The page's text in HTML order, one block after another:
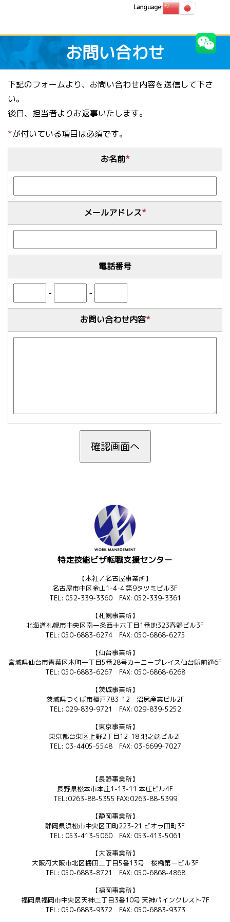
お問い合わせ
下記のフォームより、お問い合わせ内容を送信して下さ
い。
後日、担当者よりお返事いたします。
*が付いている項目は必須です。
お名前*
メールアドレス*
電話番号
- -
お問い合わせ内容*
特定技能ビザ転職支援センター
【本社／名古屋事業所】
名古屋市中区金山1-4-4 第9タツミビル3F
TEL: 052-339-3360 FAX: 052-339-3361
【札幌事業所】
北海道札幌市中央区南一条西十六丁目1番地323春野ビル3F
TEL: 050-6883-6274 FAX: 050-6868-6275
【仙台事業所】
宮城県仙台市青葉区本町一丁目5番28号カーニープレイス仙台駅前通6F
TEL: 050-6883-6267 FAX: 050-6868-6268
【茨城事業所】
茨城県つくば市榎戸783-12 沼尻産業ビル2F
TEL: 029-839-9721 FAX: 029-839-5252
【東京事業所】
東京都台東区上野2丁目12-18 池之端ビル2F
TEL: 03-4405-5548 FAX: 03-6699-7027
【長野事業所】
長野県松本市本庄1-13-11 本庄ビル4F
TEL:0263-88-5355 FAX:0263-88-5399
【静岡事業所】
静岡県浜松市中央区田町223-21 ビオラ田町3F
TEL: 053-413-5060 FAX: 053-413-5061
【大阪事業所】
大阪府大阪市北区梅田二丁目5番13号 桜橋第一ビル3F
TEL: 050-6883-8721 FAX: 050-6868-4868
【福岡事業所】
福岡県福岡市中央区天神二丁目3番10号 天神パインクレスト7F
TEL: 050-6883-9372 FAX: 050-6883-9373